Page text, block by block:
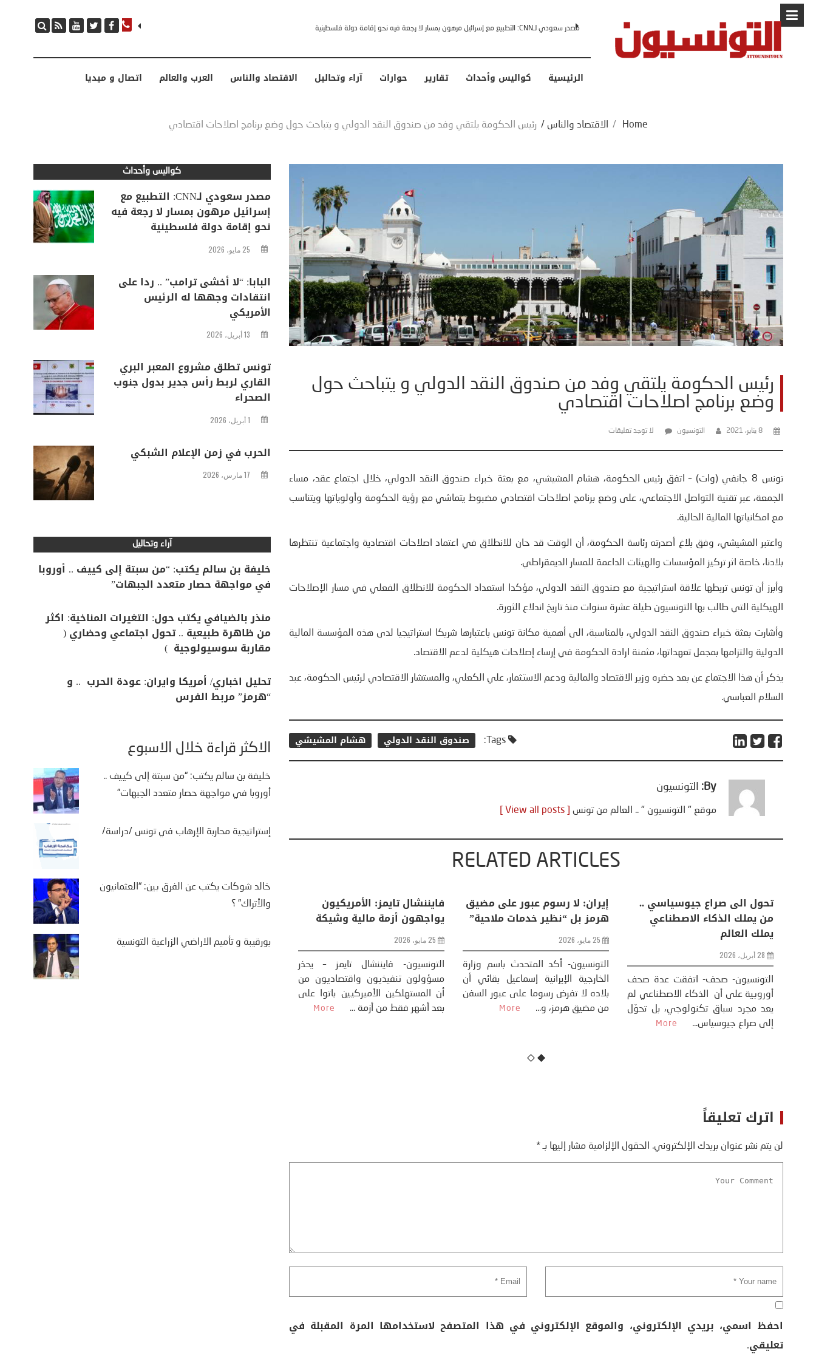
مصدر سعودي لـCNN: التطبيع مع إسرائيل مرهون بمسار لا رجعة فيه نحو إقامة دولة فلسطينية البابا: “لا أخشى ترامب” .. ردا على انتقادات وجهها له الرئيس الأمريكي
الرئيسية كواليس وأحداث تقارير حوارات آراء وتحاليل الاقتصاد والناس العرب والعالم اتصال و ميديا
Home
/ الاقتصاد والناس / رئيس الحكومة يلتقي وفد من صندوق النقد الدولي و يتباحث حول وضع برنامج اصلاحات اقتصادي
رئيس الحكومة يلتقي وفد من صندوق النقد الدولي و يتباحث حول
وضع برنامج اصلاحات اقتصادي
8 يناير، 2021 التونسيون لا توجد تعليقات
تونس 8 جانفي (وات) – اتفق رئيس الحكومة، هشام المشيشي، مع بعثة خبراء صندوق النقد الدولي، خلال اجتماع عقد، مساء
الجمعة، عبر تقنية التواصل الاجتماعي، على وضع برنامج اصلاحات اقتصادي مضبوط يتماشي مع رؤية الحكومة وأولوياتها ويتناسب
مع امكانياتها المالية الحالية.
واعتبر المشيشي، وفق بلاغ أصدرته رئاسة الحكومة، أن الوقت قد حان للانطلاق في اعتماد اصلاحات اقتصادية واجتماعية تنتظرها
بلادنا، خاصة اثر تركيز المؤسسات والهيئات الداعمة للمسار الديمقراطي.
وأبرز أن تونس تربطها علاقة استراتيجية مع صندوق النقد الدولي، مؤكدا استعداد الحكومة للانطلاق الفعلي في مسار الإصلاحات
الهيكلية التي طالب بها التونسيون طيلة عشرة سنوات منذ تاريخ اندلاع الثورة.
وأشارت بعثة خبراء صندوق النقد الدولي، بالمناسبة، الى أهمية مكانة تونس باعتبارها شريكا استراتيجيا لدى هذه المؤسسة المالية
الدولية والتزامها بمجمل تعهداتها، مثمنة ارادة الحكومة في إرساء إصلاحات هيكلية لدعم الاقتصاد.
يذكر أن هذا الاجتماع عن بعد حضره وزير الاقتصاد والمالية ودعم الاستثمار، علي الكعلي، والمستشار الاقتصادي لرئيس الحكومة، عبد
السلام العباسي.
Tags: صندوق النقد الدولي هشام المشيشي
By: التونسيون
موقع " التونسيون " .. العالم من تونس [ View all posts ]
RELATED ARTICLES
فايننشال تايمز: الأمريكيون
25 مايو، 2026
إيران: لا رسوم عبور على مضيق
هرمز بل “نظير خدمات ملاحية”
25 مايو، 2026
التونسيون- أكد المتحدث باسم وزارة
الخارجية الإيرانية إسماعيل بقائي أن
بلاده لا تفرض رسوما على عبور السفن
من مضيق هرمز، و...
More
تحول الى صراع جيوسياسي ..
من يملك الذكاء الاصطناعي
يملك العالم
28 أبريل، 2026
التونسيون- صحف- اتفقت عدة صحف
أوروبية على أن الذكاء الاصطناعي لم
يعد مجرد سباق تكنولوجي، بل تحوّل
الإيكونومست: كيف تجني إيران
ثروة من حرب دونالد ترامب؟
1 أبريل، 2026
التونسيون- الإيكونومست على مدى
نصف قرن، قدّمت الملكيات النفطية
في الشرق الأوسط نفسها كمورّدين
موثوقين للنفط منخفض التكلف...
More
اترك تعليقاً
لن يتم نشر عنوان بريدك الإلكتروني. الحقول الإلزامية مشار إليها بـ*
احفظ اسمي، بريدي الإلكتروني، والموقع الإلكتروني في هذا المتصفح لاستخدامها المرة المقبلة في
تعليقي.
كواليس وأحداث
مصدر سعودي لـCNN: التطبيع مع
إسرائيل مرهون بمسار لا رجعة فيه
نحو إقامة دولة فلسطينية
25 مايو، 2026
البابا: “لا أخشى ترامب” .. ردا على
انتقادات وجهها له الرئيس
الأمريكي
13 أبريل، 2026
تونس تطلق مشروع المعبر البري
القاري لربط رأس جدير بدول جنوب
الصحراء
1 أبريل، 2026
الحرب في زمن الإعلام الشبكي
17 مارس، 2026
آراء وتحاليل
خليفة بن سالم يكتب: “من سبتة إلى كييف .. أوروبا
في مواجهة حصار متعدد الجبهات”
منذر بالضيافي يكتب حول: التغيرات المناخية: اكثر
من ظاهرة طبيعية .. تحول اجتماعي وحضاري (
مقاربة سوسيولوجية )
تحليل اخباري/ أمريكا وايران: عودة الحرب .. و
“هرمز” مربط الفرس
الأكثر قراءة خلال الأسبوع
خليفة بن سالم يكتب: “من سبتة إلى كييف ..
أوروبا في مواجهة حصار متعدد الجبهات”
إستراتيجية محاربة الإرهاب في تونس /دراسة/
خالد شوكات يكتب عن الفرق بين: “العثمانيون
والأتراك” ؟
بورقيبة و تأميم الاراضي الزراعية التونسية